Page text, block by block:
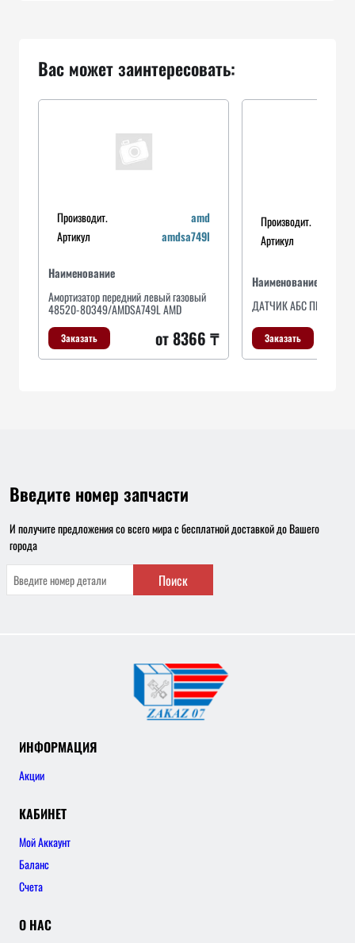
Вас может заинтересовать:
Производит.
amd
Артикул
amdsa749l
Наименование
Амортизатор передний левый газовый
48520-80349/AMDSA749L AMD
Заказать от 8366 ₸
Производит.
Артикул
Наименование
ДАТЧИК AБС
Заказать
Введите номер запчасти
И получите предложения со всего мира с бесплатной доставкой до Вашего
города
Поиск
ИНФОРМАЦИЯ
Акции
КАБИНЕТ
Мой Аккаунт
Баланс
Счета
О НАС